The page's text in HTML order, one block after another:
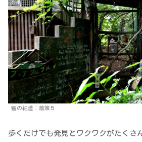
猫の細道：散策５
歩くだけでも発見とワクワクがたくさ